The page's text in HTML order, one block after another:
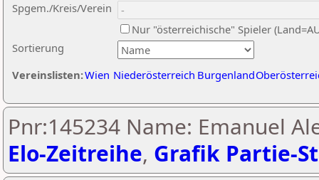
Sortierung
Spgem./Kreis/Verein
Nur "österreichische" Spieler
Vereinslisten:Wien Niederösterreich Burgenland
Pnr:145234 Name: Emanuel
Elo-Zeitreihe, Grafik Partie-